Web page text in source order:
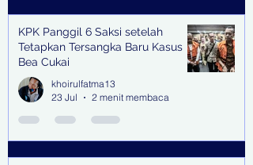
KPK Panggil 6 Saksi setelah
Tetapkan Tersangka Baru Kasus
Bea Cukai
khoirulfatma13
23 Jul
2 menit membaca